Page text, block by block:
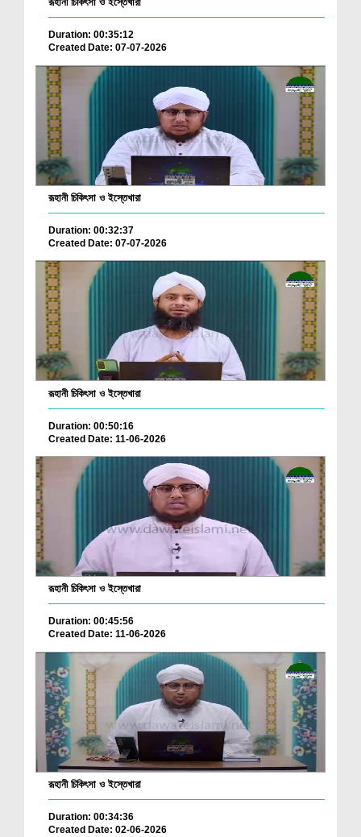
Duration: 00:35:12
Created Date: 07-07-2026
রূহানী চিকিৎসা ও ইস্তেখারা
Duration: 00:32:37
Created Date: 07-07-2026
রূহানী চিকিৎসা ও ইস্তেখারা
Duration: 00:50:16
Created Date: 11-06-2026
রূহানী চিকিৎসা ও ইস্তেখারা
Duration: 00:45:56
Created Date: 11-06-2026
রূহানী চিকিৎসা ও ইস্তেখারা
Duration: 00:34:36
Created Date: 02-06-2026